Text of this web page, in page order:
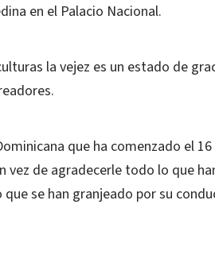
en el Palacio Nacional.
la vejez es un estado de
que ha comenzado el
vez de agradecerle todo lo que
se han granjeado por su